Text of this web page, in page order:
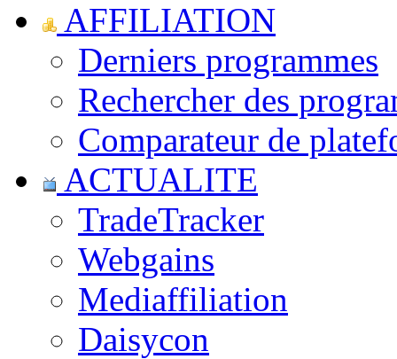
AFFILIATION
Derniers programmes
Rechercher des
Comparateur de
ACTUALITE
TradeTracker
Webgains
Mediaffiliation
Daisycon